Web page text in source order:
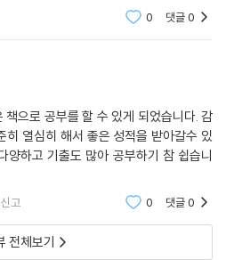
0 댓글0
으로 공부를 할 수 있게 되었습니다. 감
히 열심히 해서 좋은 성적을 받아갈수 있
양하고 기출도 많아 공부하기 참 쉽습니
신고 0 댓글0
전체보기